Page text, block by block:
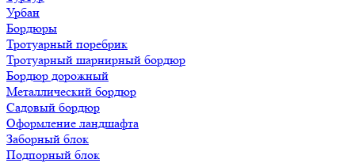
Урбан
Бордюры
Тротуарный поребрик
Тротуарный шарнирный бордюр
Бордюр дорожный
Металлический бордюр
Садовый бордюр
Оформление ландшафта
Заборный блок
Подпорный блок